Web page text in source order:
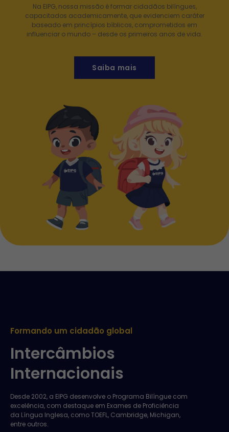
Na EIPG, nossa missão é formar cidadãos bilíngues,
capacitados academicamente, que evidenciem caráter
baseado em princípios bíblicos, comprometidos em
influenciar o mundo – desde os primeiros anos de vida.
Saiba mais
Formando um cidadão global
Intercâmbios
Internacionais
Desde 2002, a EIPG desenvolve o Programa Bilíngue com
excelência, com destaque em Exames de Proficiência
da Língua Inglesa, como TOEFL, Cambridge, Michigan,
entre outros.